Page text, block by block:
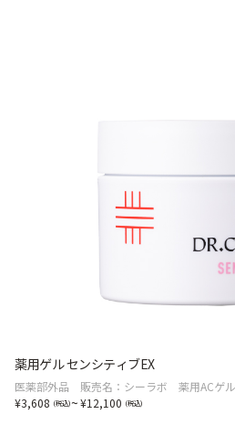
薬用ゲル センシティブEX
医薬部外品 販売名：シーラボ 薬用ACゲル
3,608
~ 12,100